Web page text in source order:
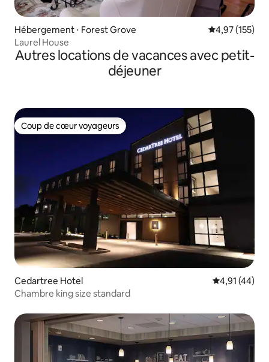
Hébergement ⋅ Forest Grove Évaluation
4,97 (155)
Laurel House
Autres locations de vacances avec petit-
déjeuner
Coup de cœur voyageurs
Coup de cœur voyageurs
Cedartree Hotel Évaluation
4,91 (44)
Chambre king size standard